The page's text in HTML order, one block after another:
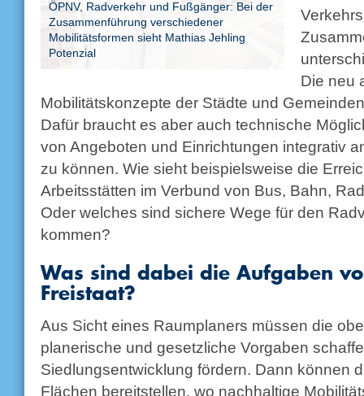
ÖPNV, Radverkehr und Fußgänger: Bei der
Zusammenführung verschiedener
Mobilitätsformen sieht Mathias Jehling
Potenzial
Die neu
Mobilitätskonzepte der Städte und
Dafür braucht es aber auch technische
von Angeboten und Einrichtungen integrativ
zu können. Wie sieht beispielsweise die
Arbeitsstätten im Verbund von Bus, Bahn,
Oder welches sind sichere Wege für den
kommen?
Was sind dabei die Aufgaben
Freistaat?
Aus Sicht eines Raumplaners müssen die
planerische und gesetzliche Vorgaben
Siedlungsentwicklung fördern. Dann können
Flächen bereitstellen, wo nachhaltige